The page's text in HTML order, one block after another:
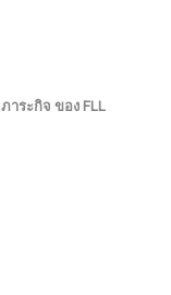
ภาระกิจ ของ FLL